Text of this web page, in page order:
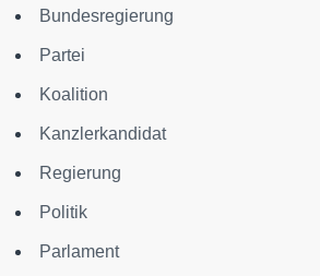
Bundesregierung
Partei
Koalition
Kanzlerkandidat
Regierung
Politik
Parlament